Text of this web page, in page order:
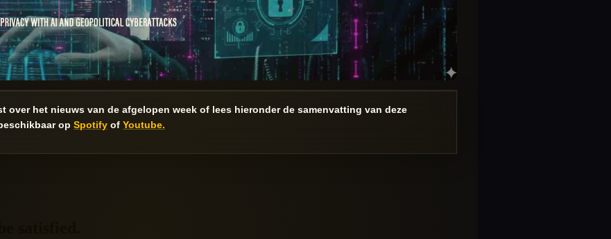
over het nieuws van de afgelopen week of lees hieronder de samenvatting van deze
op Spotify of Youtube.